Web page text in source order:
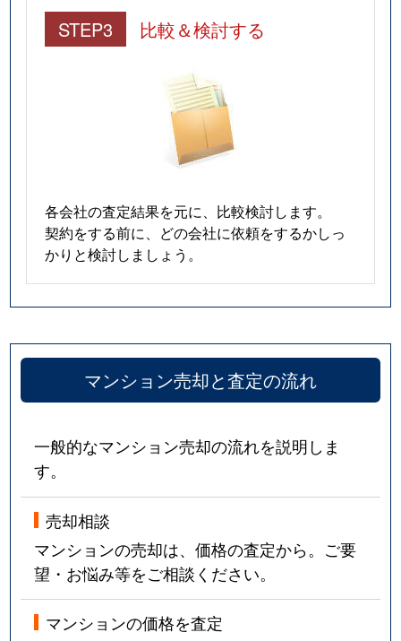
STEP3 比較＆検討する
各会社の査定結果を元に、比較検討します。
契約をする前に、どの会社に依頼をするかしっ
かりと検討しましょう。
マンション売却と査定の流れ
一般的なマンション売却の流れを説明しま
す。
売却相談
マンションの売却は、価格の査定から。ご要
望・お悩み等をご相談ください。
マンションの価格を査定